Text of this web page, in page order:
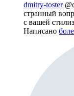
dmitry-toster
странный
с вашей
Написано